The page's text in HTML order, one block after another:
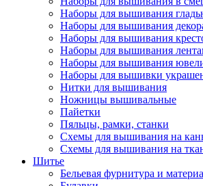
Наборы для вышивания
Наборы для вышивания
Наборы для вышивания
Наборы для вышивания
Наборы для вышивания
Наборы для вышивки
Нитки для вышивания
Ножницы вышивальные
Пайетки
Пяльцы, рамки, станки
Схемы для вышивания на
Схемы для вышивания на
Шитье
Бельевая фурнитура и